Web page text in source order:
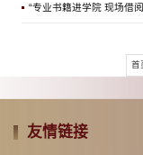
“专业书籍进学院 现场借
首
友情链接